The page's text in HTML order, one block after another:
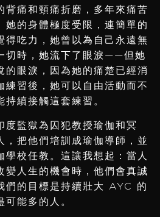
背痛和頸痛折磨，多年來痛苦
她的身體極度受限，連簡單的
得吃力，她曾以為自己永遠無
切時，她流下了眼淚——但她
的眼淚，因為她的痛楚已經消
練習後，她可以自由活動而不
續接觸這套練習。
度監獄為囚犯教授瑜伽和冥
，把他們培訓成瑜伽導師，並
學校任教。這讓我想起：當人
變人生的機會時，他們會真誠
們的目標是持續壯大 AYC 的
可能多的人。